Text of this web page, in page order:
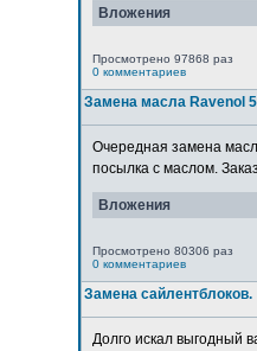
Вложения
Просмотрено 97868 раз
0 комментариев
Замена масла Ravenol
Очередная замена
посылка с маслом.
Вложения
Просмотрено 80306 раз
0 комментариев
Замена сайлентблоков.
Долго искал выгодный